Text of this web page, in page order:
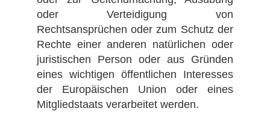
oder Verteidigung von
Rechtsansprüchen oder zum Schutz der
Rechte einer anderen natürlichen oder
juristischen Person oder aus Gründen
eines wichtigen öffentlichen Interesses
der Europäischen Union oder eines
Mitgliedstaats verarbeitet werden.